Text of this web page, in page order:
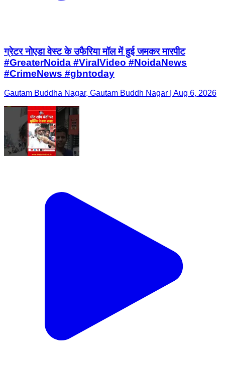
ग्रेटर नोएडा वेस्ट के उफैरिया मॉल में हुई जमकर मारपीट
#GreaterNoida #ViralVideo #NoidaNews
#CrimeNews #gbntoday
Gautam Buddha Nagar, Gautam Buddh Nagar | Aug 6, 2026